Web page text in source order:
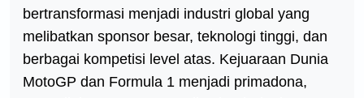
bertransformasi menjadi industri global yang
melibatkan sponsor besar, teknologi tinggi, dan
berbagai kompetisi level atas. Kejuaraan Dunia
MotoGP dan Formula 1 menjadi primadona,